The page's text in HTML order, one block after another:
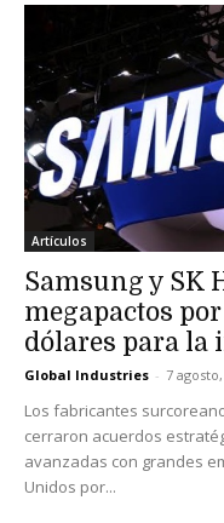
Artículos
Samsung y SK
megapactos
dólares para la
Global Industries - 7
Los fabricantes
cerraron acuerdos
avanzadas con grandes
Unidos por...